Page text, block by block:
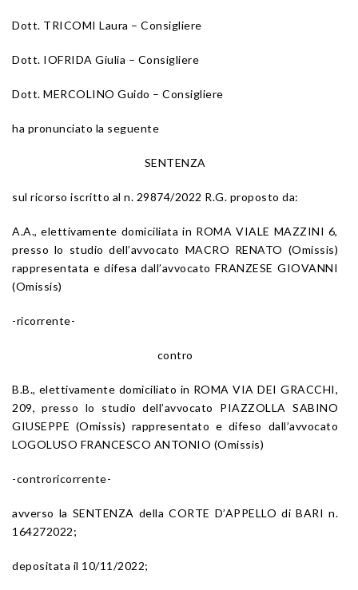
Dott. TRICOMI Laura – Consigliere
Dott. IOFRIDA Giulia – Consigliere
Dott. MERCOLINO Guido – Consigliere
ha pronunciato la seguente
SENTENZA
sul ricorso iscritto al n. 29874/2022 R.G. proposto da:
A.A., elettivamente domiciliata in ROMA VIALE MAZZINI 6,
presso lo studio dell’avvocato MACRO RENATO (Omissis)
rappresentata e difesa dall’avvocato FRANZESE GIOVANNI
(Omissis)
-ricorrente-
contro
B.B., elettivamente domiciliato in ROMA VIA DEI GRACCHI,
209, presso lo studio dell’avvocato PIAZZOLLA SABINO
GIUSEPPE (Omissis) rappresentato e difeso dall’avvocato
LOGOLUSO FRANCESCO ANTONIO (Omissis)
-controricorrente-
avverso la SENTENZA della CORTE D’APPELLO di BARI n.
164272022;
depositata il 10/11/2022;